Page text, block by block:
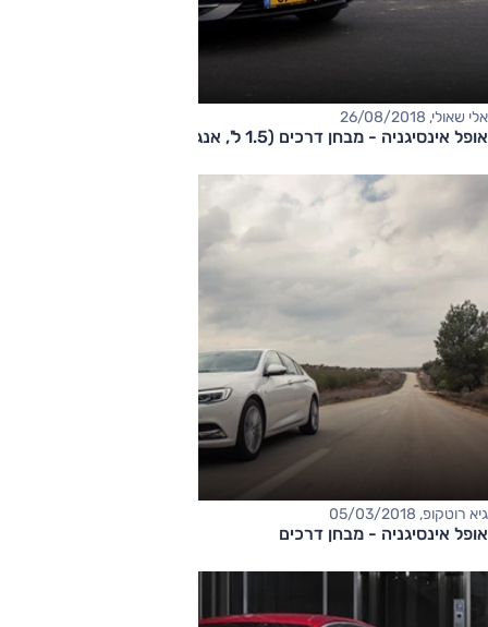
אלי שאולי, 26/08/2018
אופל אינסיגניה - מבחן דרכים (1.5 ל', אנג'וי)
גיא רוטקופ, 05/03/2018
אופל אינסיגניה - מבחן דרכים